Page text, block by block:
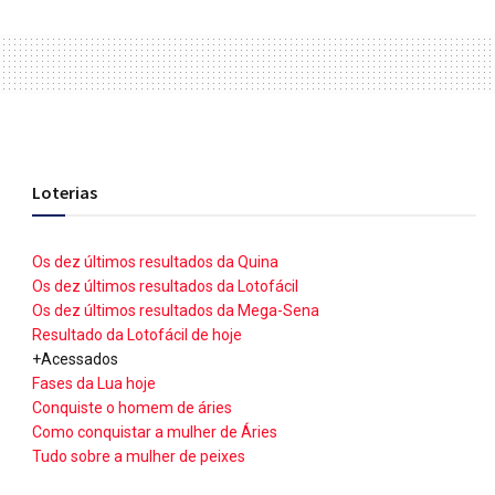
Loterias
Os dez últimos resultados da Quina
Os dez últimos resultados da Lotofácil
Os dez últimos resultados da Mega-Sena
Resultado da Lotofácil de hoje
+Acessados
Fases da Lua hoje
Conquiste o homem de áries
Como conquistar a mulher de Áries
Tudo sobre a mulher de peixes